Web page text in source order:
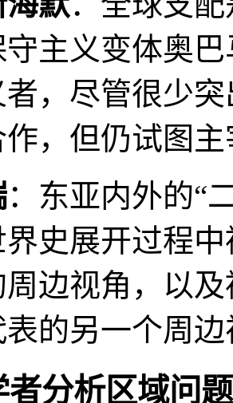
守主义变体奥
者，尽管很少
，但仍试图
：东亚内外的“
界史展开过程
边视角，以
表的另一个周
者分析区域问题